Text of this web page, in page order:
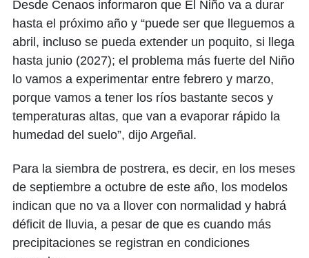
Desde Cenaos informaron que El Niño va a durar
hasta el próximo año y “puede ser que lleguemos a
abril, incluso se pueda extender un poquito, si llega
hasta junio (2027); el problema más fuerte del Niño
lo vamos a experimentar entre febrero y marzo,
porque vamos a tener los ríos bastante secos y
temperaturas altas, que van a evaporar rápido la
humedad del suelo”, dijo Argeñal.
Para la siembra de postrera, es decir, en los meses
de septiembre a octubre de este año, los modelos
indican que no va a llover con normalidad y habrá
déficit de lluvia, a pesar de que es cuando más
precipitaciones se registran en condiciones